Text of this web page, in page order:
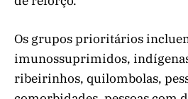
Os grupos prioritários
imunossuprimidos,
ribeirinhos, quilombolas,